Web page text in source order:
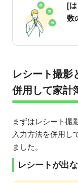
[
数
レシート撮影
併用して家計
まずはレシート撮
入力方法を併用し
ました。
レシートが出